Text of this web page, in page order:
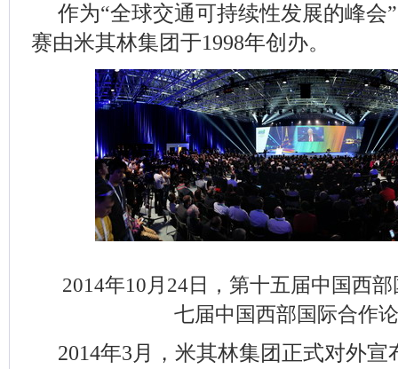
作为“全球交通可持续性发展的峰会
赛由米其林集团于1998年创办。
2014年10月24日，第十五届中国西
七届中国西部国际合作
2014年3月，米其林集团正式对外